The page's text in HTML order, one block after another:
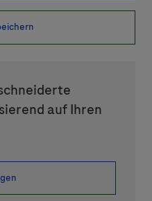
auf Ihren